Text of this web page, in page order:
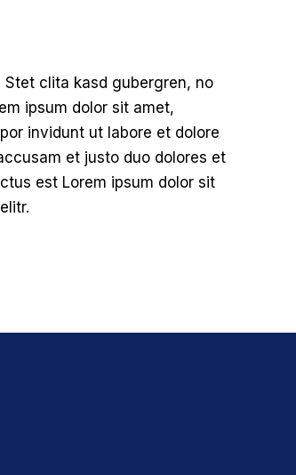
clita kasd gubergren, no
ipsum dolor sit amet,
invidunt ut labore et dolore
et justo duo dolores et
est Lorem ipsum dolor sit